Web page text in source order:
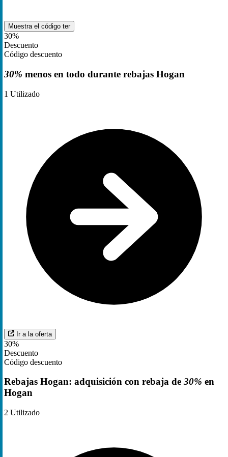
Muestra el código ter
30%
Descuento
Código descuento
30% menos en todo durante rebajas Hogan
1 Utilizado
Ir a la oferta
30%
Descuento
Código descuento
Rebajas Hogan: adquisición con rebaja de 30% en
Hogan
2 Utilizado